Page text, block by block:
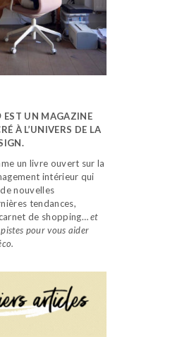
EST UN MAGAZINE
À L’UNIVERS DE LA
un livre ouvert sur la
intérieur qui
nouvelles
tendances,
de shopping…et
pour vous aider